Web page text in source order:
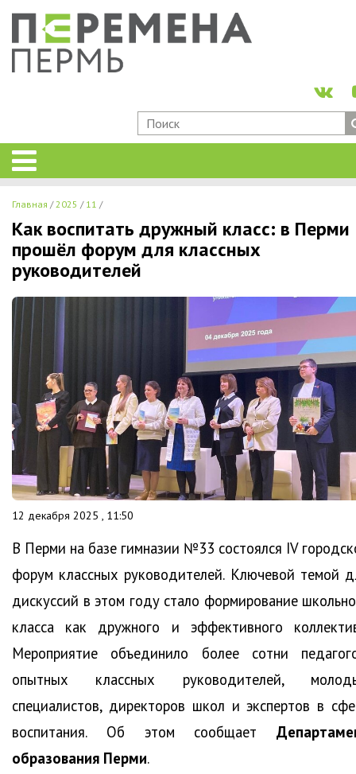
Главная 2025 11
Как воспитать дружный класс: в Перми
прошёл форум для классных
руководителей
12 декабря 2025 , 11:50
В Перми на базе гимназии №33 состоялся IV
форум классных руководителей. Ключевой темой
дискуссий в этом году стало формирование
класса как дружного и эффективного
Мероприятие объединило более сотни
опытных классных руководителей,
специалистов, директоров школ и экспертов в
воспитания. Об этом сообщает
образования Перми.